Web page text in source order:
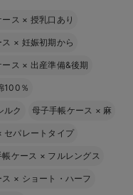
ース × 授乳口あり
× 妊娠初期から
ース × 出産準備&後期
100％
ルク 母子手帳ケース × 麻
セパレートタイプ
帳ケース × フルレングス
× ショート・ハーフ